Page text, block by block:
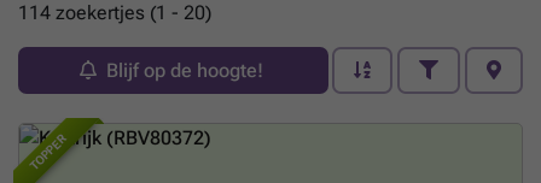
114 zoekertjes (1 - 20)
Blijf op de hoogte!
TOPPER